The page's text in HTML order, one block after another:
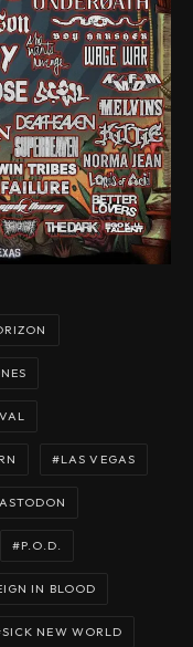
LAS VEGAS
P.O.D.
IN BLOOD
SICK NEW WORLD